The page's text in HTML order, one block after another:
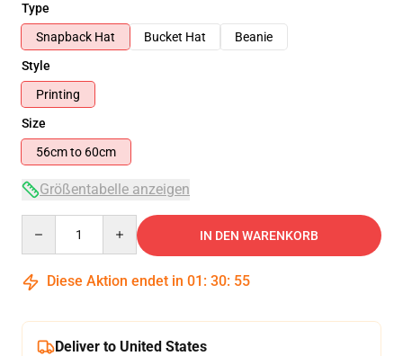
Type
Snapback Hat
Bucket Hat
Beanie
Style
Printing
Size
56cm to 60cm
Größentabelle anzeigen
IN DEN WARENKORB
Diese Aktion endet in 01 : 30: 54
Deliver to United States